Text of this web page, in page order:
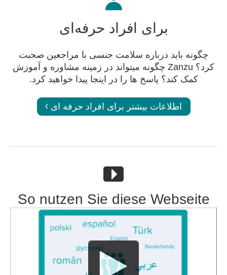
برای افراد حرفه‌ای
چگونه باید درباره سلامت جنسی با مراجعین صحبت
کرد؟ Zanzu چگونه میتواند در زمینه مشاوره و آموزش
کمک کند؟ پاسخ ها را در اینجا پیدا خواهید کرد.
اطلاعات بیشتر برای افراد حرفه ای
So nutzen Sie diese Webseite